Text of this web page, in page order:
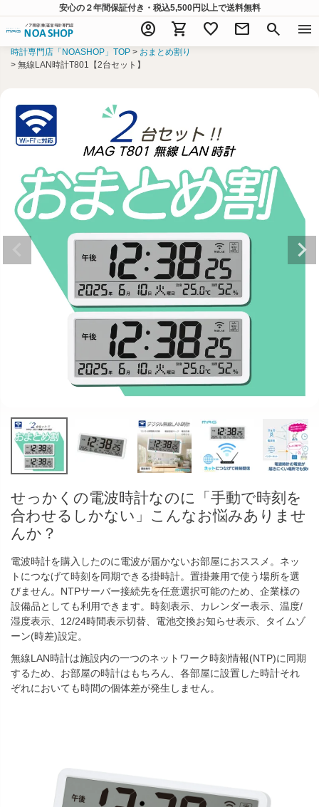
安心の２年間保証付き・税込5,500円以上で送料無料
account_circle shopping_cart favorite mail search menu
時計専門店「NOASHOP」TOP
おまとめ割り
無線LAN時計T801【2台セット】
せっかくの電波時計なのに「手動で時刻を
合わせるしかない」こんなお悩みありませ
んか？
電波時計を購入したのに電波が届かないお部屋におススメ。ネッ
トにつなげて時刻を同期できる掛時計。置掛兼用で使う場所を選
びません。NTPサーバー接続先を任意選択可能のため、企業様の
設備品としても利用できます。時刻表示、カレンダー表示、温度/
湿度表示、12/24時間表示切替、電池交換お知らせ表示、タイムゾ
ーン(時差)設定。
無線LAN時計は施設内の一つのネットワーク時刻情報(NTP)に同期
するため、お部屋の時計はもちろん、各部屋に設置した時計それ
ぞれにおいても時間の個体差が発生しません。